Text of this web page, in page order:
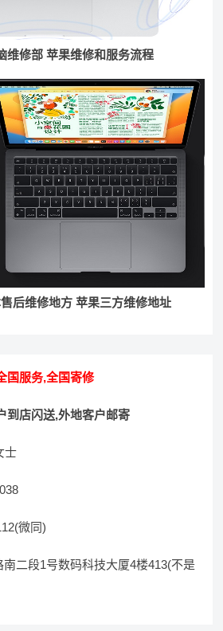
维修部 苹果维修和服务流程
后维修地方 苹果三方维修地址
国服务,全国寄修
到店闪送,外地客户邮寄
士
微同)
南二段1号数码科技大厦4楼413(不是